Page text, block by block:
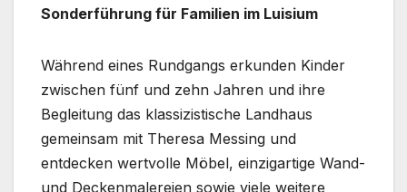
Sonderführung für Familien im Luisium
Während eines Rundgangs erkunden Kinder
zwischen fünf und zehn Jahren und ihre
Begleitung das klassizistische Landhaus
gemeinsam mit Theresa Messing und
entdecken wertvolle Möbel, einzigartige Wand-
und Deckenmalereien sowie viele weitere